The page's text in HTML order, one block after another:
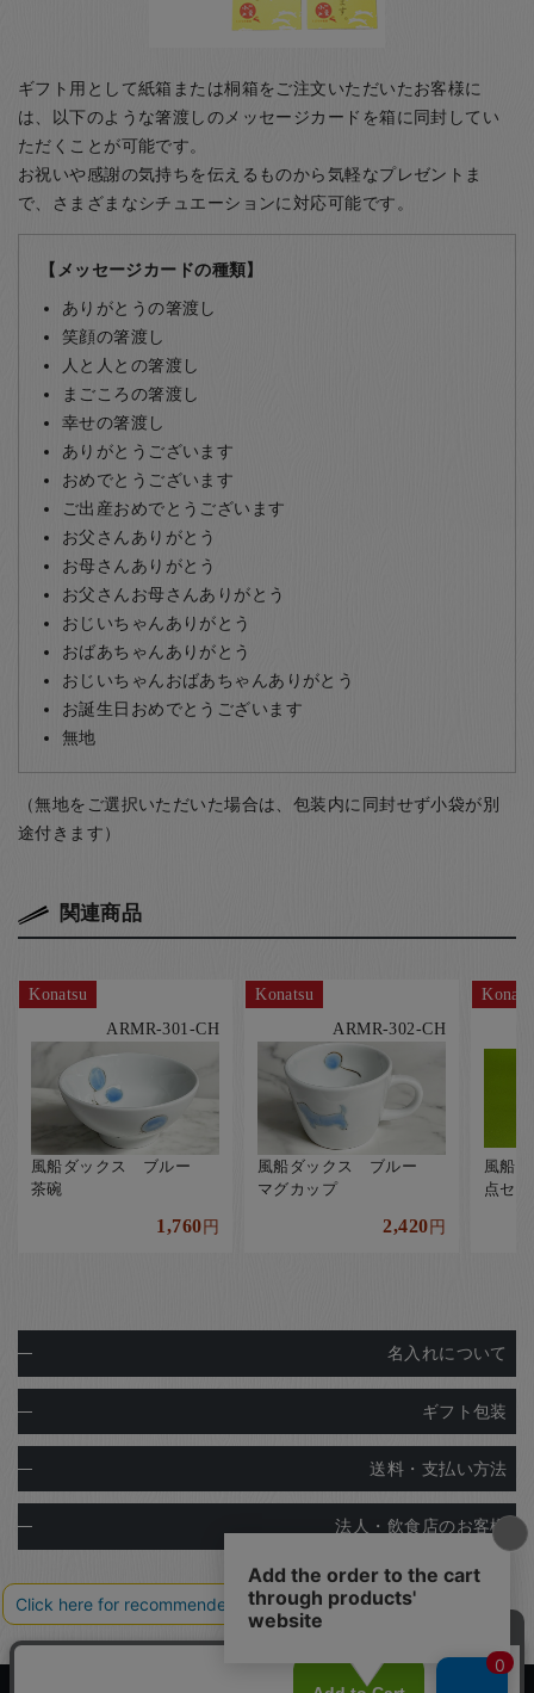
ギフト用として紙箱または桐箱をご注文いただいたお客様に
は、以下のような箸渡しのメッセージカードを箱に同封してい
ただくことが可能です。
お祝いや感謝の気持ちを伝えるものから気軽なプレゼントま
で、さまざまなシチュエーションに対応可能です。
【メッセージカードの種類】
ありがとうの箸渡し
笑顔の箸渡し
人と人との箸渡し
まごころの箸渡し
幸せの箸渡し
ありがとうございます
おめでとうございます
ご出産おめでとうございます
お父さんありがとう
お母さんありがとう
お父さんお母さんありがとう
おじいちゃんありがとう
おばあちゃんありがとう
おじいちゃんおばあちゃんありがとう
お誕生日おめでとうございます
無地
（無地をご選択いただいた場合は、包装内に同封せず小袋が別
途付きます）
関連商品
Konatsu
ARMR-301-CH
風船ダックス ブルー
茶碗
1,760円
Konatsu
ARMR-302-CH
風船ダックス ブルー
マグカップ
2,420円
風船
点セ
名入れについて
ギフト包装
送料・支払い方法
法人・飲食店のお客様